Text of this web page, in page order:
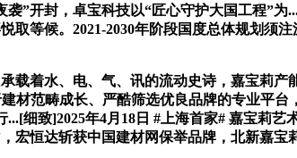
”开封，卓宝科技以“匠心守护大国工程”
取等候。2021-2030年阶段国度总体规划
着水、电、气、讯的流动史诗，嘉宝莉产
材范畴成长、严酷筛选优良品牌的专业平
细致]2025年4月18日 #上海首家# 嘉宝莉
宏恒达斩获中国建材网保举品牌，北新嘉宝